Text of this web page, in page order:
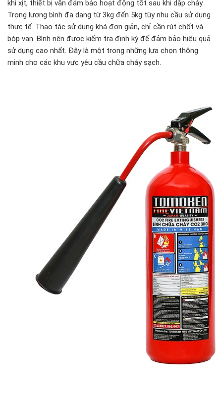
khi xịt, thiết bị vẫn đảm bảo hoạt động tốt sau khi dập cháy.
Trọng lượng bình đa dạng từ 3kg đến 5kg tùy nhu cầu sử dụng
thực tế. Thao tác sử dụng khá đơn giản, chỉ cần rút chốt và
bóp van. Bình nên được kiểm tra định kỳ để đảm bảo hiệu quả
sử dụng cao nhất. Đây là một trong những lựa chọn thông
minh cho các khu vực yêu cầu chữa cháy sạch.